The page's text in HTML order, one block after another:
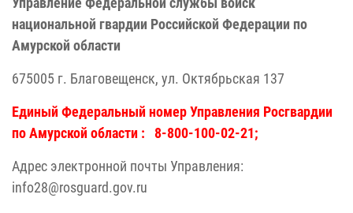
национальной гвардии Российской Федерации по
Амурской области
675005 г. Благовещенск, ул. Октябрьская 137
Единый Федеральный номер Управления Росгвардии
по Амурской области : 8-800-100-02-21;
Адрес электронной почты Управления:
info28@rosguard.gov.ru